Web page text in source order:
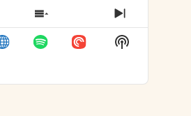
việc cho startup vay vốn
trở thành “phòng thí nghiệm”
hữu mới
SHOW
EPISODES
LIST
NEXT
EPISODE
Show
Podcast